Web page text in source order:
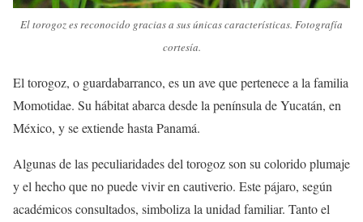
El torogoz es reconocido gracias a sus únicas características. Fotografía
cortesía.
El torogoz, o guardabarranco, es un ave que pertenece a la familia
Momotidae. Su hábitat abarca desde la península de Yucatán, en
México, y se extiende hasta Panamá.
Algunas de las peculiaridades del torogoz son su colorido plumaje
y el hecho que no puede vivir en cautiverio. Este pájaro, según
académicos consultados, simboliza la unidad familiar. Tanto el